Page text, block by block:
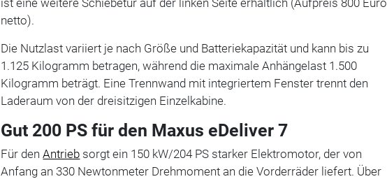
netto).
Die Nutzlast variiert je nach Größe und Batteriekapazität und kann bis zu
1.125 Kilogramm betragen, während die maximale Anhängelast 1.500
Kilogramm beträgt. Eine Trennwand mit integriertem Fenster trennt den
Laderaum von der dreisitzigen Einzelkabine.
Gut 200 PS für den Maxus eDeliver 7
Für denAntrieb sorgt ein 150 kW/204 PS starker Elektromotor, der von
Anfang an 330 Newtonmeter Drehmoment an die Vorderräder liefert. Über